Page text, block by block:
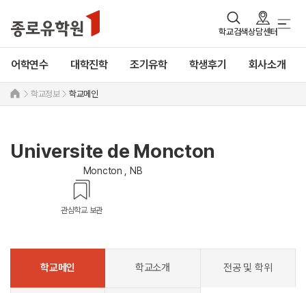
학교검색상담센터
어학연수 대학진학 조기유학 학생후기 회사소개
학교정보 학교메인
Universite de Moncton
Moncton , NB
관심학교 보관
학교메인 학교소개 전공 및 학위